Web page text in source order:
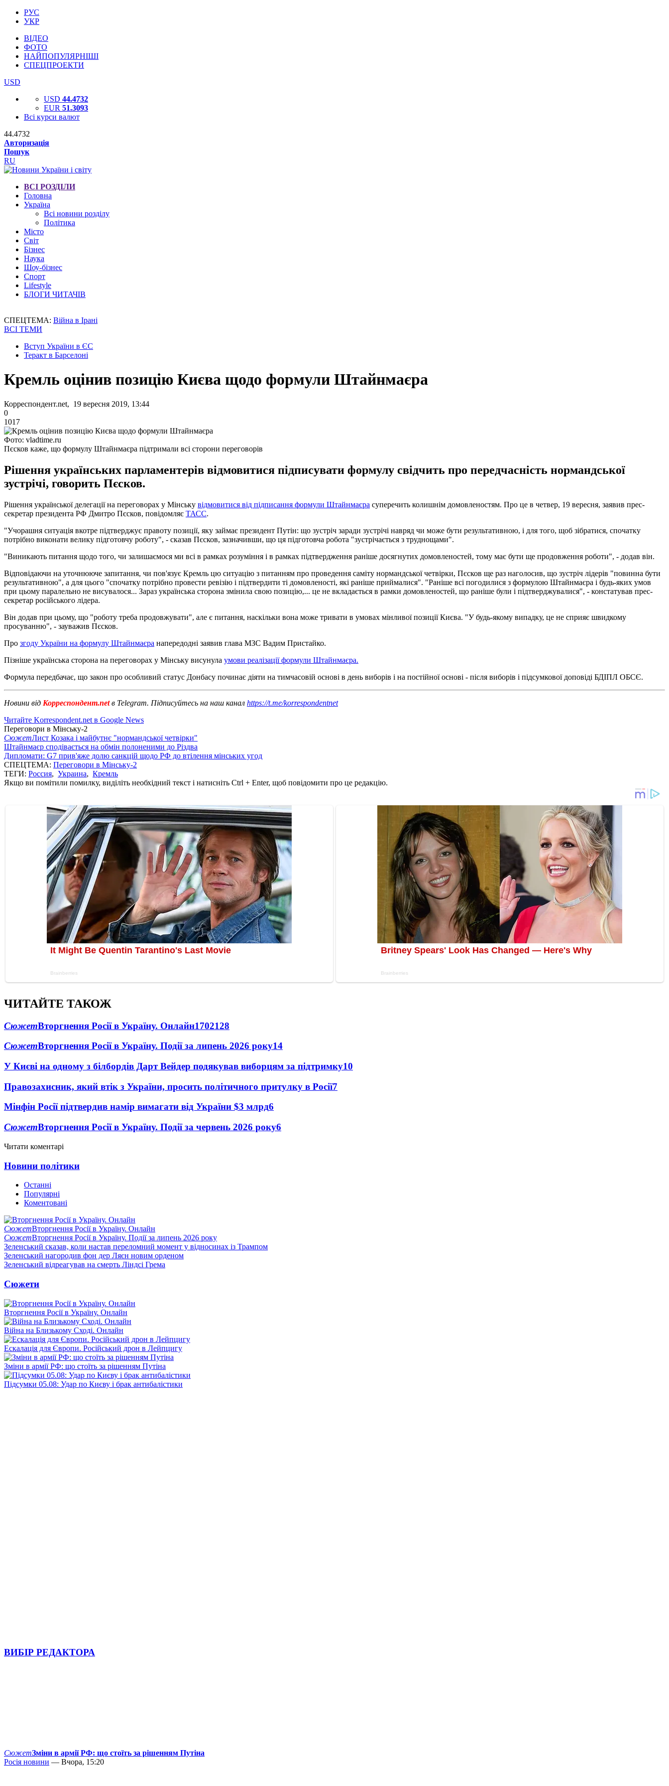
РУС
УКР
ВІДЕО
ФОТО
НАЙПОПУЛЯРНІШІ
СПЕЦПРОЕКТИ
USD
USD 44.4732
EUR 51.3093
Всі курси валют
44.4732
Авторизація
Пошук
RU
ВСІ РОЗДІЛИ
Головна
Україна
Всі новини розділу
Політика
Місто
Світ
Бізнес
Наука
Шоу-бізнес
Спорт
Lifestyle
БЛОГИ ЧИТАЧІВ
СПЕЦТЕМА: Війна в Ірані
ВСІ ТЕМИ
Вступ України в ЄС
Теракт в Барселоні
Кремль оцінив позицію Києва щодо формули Штайнмаєра
Корреспондент.net, 19 вересня 2019, 13:44
0
1017
Фото: vladtime.ru
Пєсков каже, що формулу Штайнмаєра підтримали всі сторони переговорів
Рішення українських парламентерів відмовитися підписувати формулу свідчить про передчасність нормандської
зустрічі, говорить Пєсков.
Рішення української делегації на переговорах у Мінську відмовитися від підписання формули Штайнмаєра суперечить колишнім домовленостям. Про це в четвер, 19 вересня, заявив прес-
секретар президента РФ Дмитро Пєсков, повідомляє ТАСС.
"Учорашня ситуація вкотре підтверджує правоту позиції, яку займає президент Путін: що зустріч заради зустрічі навряд чи може бути результативною, і для того, щоб зібратися, спочатку
потрібно виконати велику підготовчу роботу", - сказав Пєсков, зазначивши, що ця підготовча робота "зустрічається з труднощами".
"Виникають питання щодо того, чи залишаємося ми всі в рамках розуміння і в рамках підтвердження раніше досягнутих домовленостей, тому має бути ще продовження роботи", - додав він.
Відповідаючи на уточнююче запитання, чи пов'язує Кремль цю ситуацію з питанням про проведення саміту нормандської четвірки, Пєсков ще раз наголосив, що зустріч лідерів "повинна бути
результативною", а для цього "спочатку потрібно провести ревізію і підтвердити ті домовленості, які раніше приймалися". "Раніше всі погодилися з формулою Штайнмаєра і будь-яких умов
при цьому паралельно не висувалося... Зараз українська сторона змінила свою позицію,... це не вкладається в рамки домовленостей, що раніше були і підтверджувалися", - констатував прес-
секретар російського лідера.
Він додав при цьому, що "роботу треба продовжувати", але є питання, наскільки вона може тривати в умовах мінливої ​​позиції Києва. "У будь-якому випадку, це не сприяє швидкому
просуванню", - зауважив Пєсков.
Про згоду України на формулу Штайнмаєра напередодні заявив глава МЗС Вадим Пристайко.
Пізніше українська сторона на переговорах у Мінську висунула умови реалізації формули Штайнмаєра.
Формула передбачає, що закон про особливий статус Донбасу починає діяти на тимчасовій основі в день виборів і на постійної основі - після виборів і підсумкової доповіді БДІПЛ ОБСЄ.
Новини від Корреспондент.netв Telegram. Підписуйтесь на наш канал https://t.me/korrespondentnet
Читайте Korrespondent.net в Google News
Переговори в Мінську-2
СюжетЛист Козака і майбутнє "нормандської четвірки"
Штайнмаєр сподівається на обмін полоненими до Різдва
Дипломати: G7 прив'яже долю санкцій щодо РФ до втілення мінських угод
СПЕЦТЕМА: Переговори в Мінську-2
ТЕГИ: Россия, Украина, Кремль
Якщо ви помітили помилку, виділіть необхідний текст і натисніть Ctrl + Enter, щоб повідомити про це редакцію.
ЧИТАЙТЕ ТАКОЖ
СюжетВторгнення Росії в Україну. Онлайн1702128
СюжетВторгнення Росії в Україну. Події за липень 2026 року14
У Києві на одному з білбордів Дарт Вейдер подякував виборцям за підтримку10
Правозахисник, який втік з України, просить політичного притулку в Росії7
Мінфін Росії підтвердив намір вимагати від України $3 млрд6
СюжетВторгнення Росії в Україну. Події за червень 2026 року6
Читати коментарі
Новини політики
Останні
Популярні
Коментовані
СюжетВторгнення Росії в Україну. Онлайн
СюжетВторгнення Росії в Україну. Події за липень 2026 року
Зеленський сказав, коли настав переломний момент у відносинах із Трампом
Зеленський нагородив фон дер Ляєн новим орденом
Зеленський відреагував на смерть Ліндсі Грема
Сюжети
Вторгнення Росії в Україну. Онлайн
Війна на Близькому Сході. Онлайн
Ескалація для Європи. Російський дрон в Лейпцигу
Зміни в армії РФ: що стоїть за рішенням Путіна
Підсумки 05.08: Удар по Києву і брак антибалістики
ВИБІР РЕДАКТОРА
СюжетЗміни в армії РФ: що стоїть за рішенням Путіна
Росія новини — Вчора, 15:20